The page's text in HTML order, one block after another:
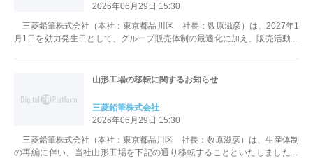
2026年06月29日 15:30
三菱鉛筆株式会社（本社：東京都品川区 社長：数原滋彦）は、2027年1
月1日を効力発生日として、グループ販売体制の最適化に加え、販売活動と
山形工場の移転に関するお知らせ
三菱鉛筆株式会社
2026年06月29日 15:30
三菱鉛筆株式会社（本社：東京都品川区 社長：数原滋彦）は、生産体制
の再編に伴い、当社山形工場を下記の通り移転することといたしましたの